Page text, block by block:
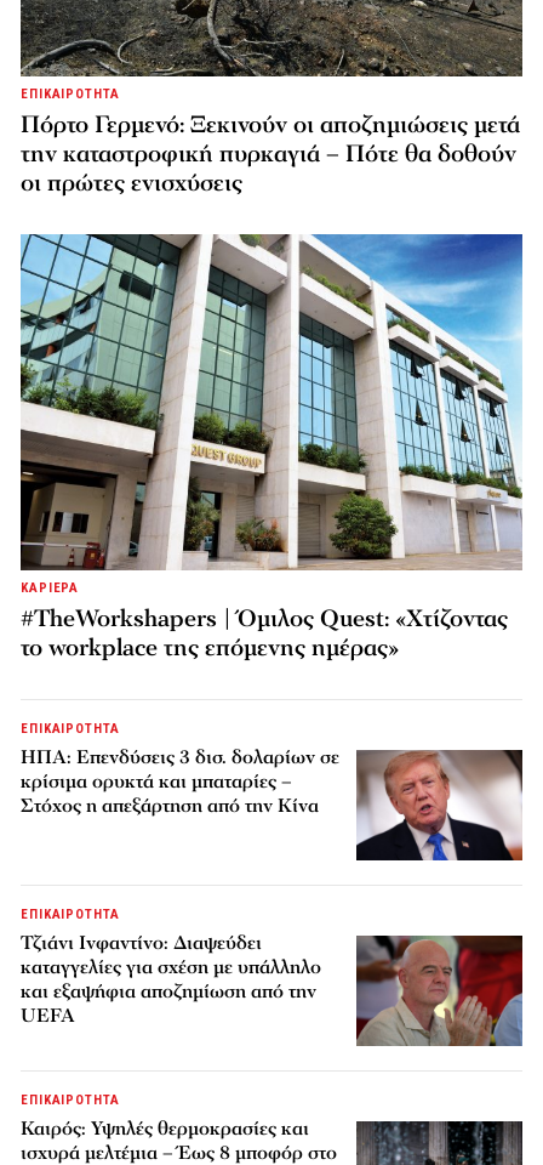
ΕΠΙΚΑΙΡΟΤΗΤΑ
Πόρτο Γερμενό: Ξεκινούν οι αποζημιώσεις μετά
την καταστροφική πυρκαγιά – Πότε θα δοθούν
οι πρώτες ενισχύσεις
ΚΑΡΙΕΡΑ
#TheWorkshapers | Όμιλος Quest: «Χτίζοντας
το workplace της επόμενης ημέρας»
ΕΠΙΚΑΙΡΟΤΗΤΑ
ΗΠΑ: Επενδύσεις 3 δισ. δολαρίων σε
κρίσιμα ορυκτά και μπαταρίες –
Στόχος η απεξάρτηση από την Κίνα
ΕΠΙΚΑΙΡΟΤΗΤΑ
Τζιάνι Ινφαντίνο: Διαψεύδει
καταγγελίες για σχέση με υπάλληλο
και εξαψήφια αποζημίωση από την
UEFA
ΕΠΙΚΑΙΡΟΤΗΤΑ
Καιρός: Υψηλές θερμοκρασίες και
ισχυρά μελτέμια – Έως 8 μποφόρ στο